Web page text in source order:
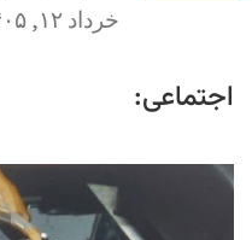
خرداد ۱۲, ۱۴۰۵
اجتماعی: